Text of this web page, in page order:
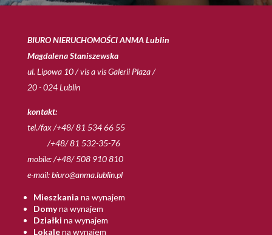
BIURO NIERUCHOMOŚCI ANMA Lublin
Magdalena Staniszewska
ul. Lipowa 10 / vis a vis Galerii Plaza /
20 - 024 Lublin
kontakt:
tel./fax /+48/ 81 534 66 55
/+48/ 81 532-35-76
mobile: /+48/ 508 910 810
e-mail:biuro@anma.lublin.pl
Mieszkania na wynajem
Domyna wynajem
Działki na wynajem
Lokalena wynajem